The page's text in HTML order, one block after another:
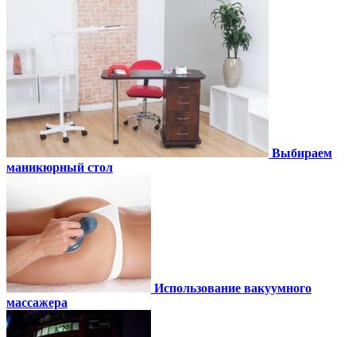
Выбираем
маникюрный стол
Использование вакуумного
массажера